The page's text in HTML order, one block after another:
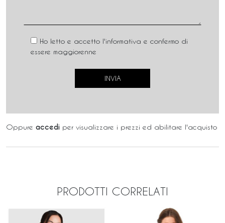
Ho letto e accetto l'informativa e confermo di
essere maggiorenne
Oppure accedi per visualizzare i prezzi ed abilitare l'acquisto
PRODOTTI CORRELATI